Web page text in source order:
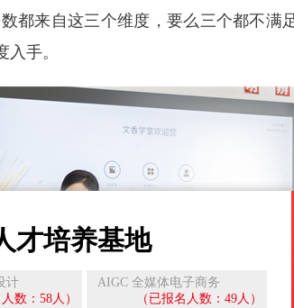
都来自这三个维度，要么三个都不满
手。
才培养基地
计
数：58人）
AIGC 全媒体电子商务
（已报名人数：49人）